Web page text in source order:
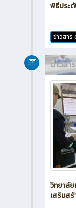
พิธีประ
ข่าวสาร
ข่าวสาร
วิทยาลั
เสริมส